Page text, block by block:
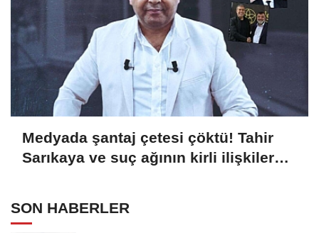
Medyada şantaj çetesi çöktü! Tahir
Sarıkaya ve suç ağının kirli ilişkiler
SON HABERLER